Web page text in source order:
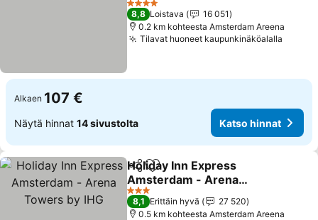
Katso hinnat
4 Tähtiluokitus
8,8 Loistava
16 051
0.2 km kohteesta Amsterdam Areena
Tilavat huoneet kaupunkinäköalalla
Alkaen 107 €
Näytä hinnat 14 sivustolta Katso hinnat
Jaa Lisää suosikkeihin
Holiday Inn Express
Amsterdam - Arena
Towers by IHG
Katso hinnat
3 Tähtiluokitus
8,1 Erittäin hyvä
27 520
0.5 km kohteesta Amsterdam Areena